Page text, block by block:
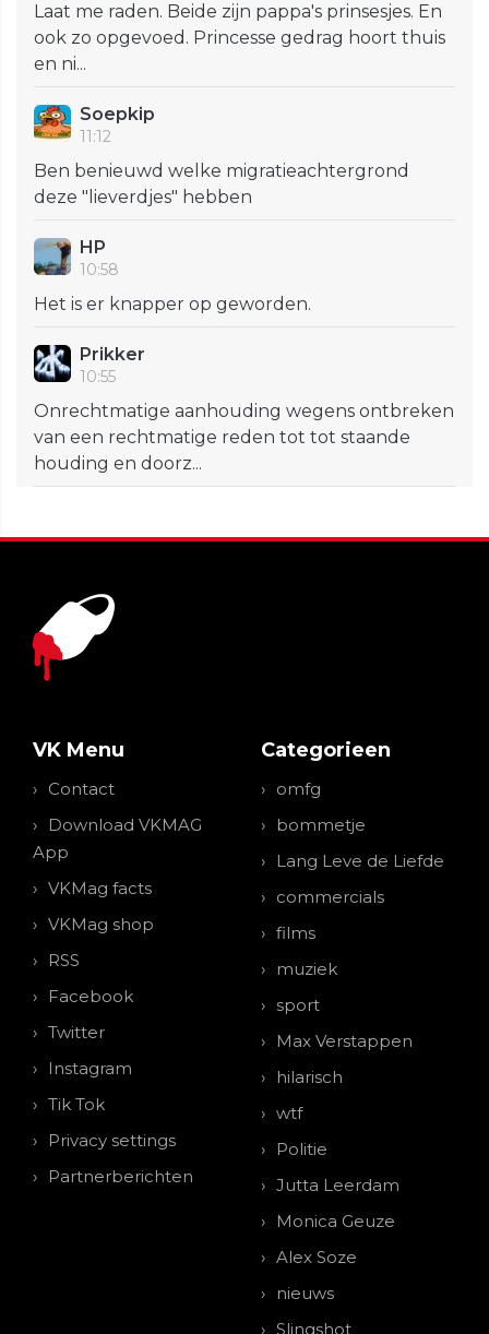
Laat me raden. Beide zijn pappa's prinsesjes. En
ook zo opgevoed. Princesse gedrag hoort thuis
en ni...
Soepkip
11:12
Ben benieuwd welke migratieachtergrond
deze "lieverdjes" hebben
HP
10:58
Het is er knapper op geworden.
Prikker
10:55
Onrechtmatige aanhouding wegens ontbreken
van een rechtmatige reden tot tot staande
houding en doorz...
VK Menu
Contact
Download VKMAG
App
VKMag facts
VKMag shop
RSS
Facebook
Twitter
Instagram
Tik Tok
Privacy settings
Partnerberichten
Categorieen
omfg
bommetje
Lang Leve de Liefde
commercials
films
muziek
sport
Max Verstappen
hilarisch
wtf
Politie
Jutta Leerdam
Monica Geuze
Alex Soze
nieuws
Slingshot